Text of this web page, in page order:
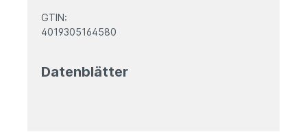
GTIN:
4019305164580
Datenblätter